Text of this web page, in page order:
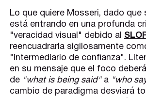
Lo que quiere Mosseri, dado que
está entrando en una profunda
"veracidad visual" debido al
reencuadrarla sigilosamente
"intermediario de confianza".
en su mensaje que el foco
de "what is being said" a "who
cambio de paradigma desviará